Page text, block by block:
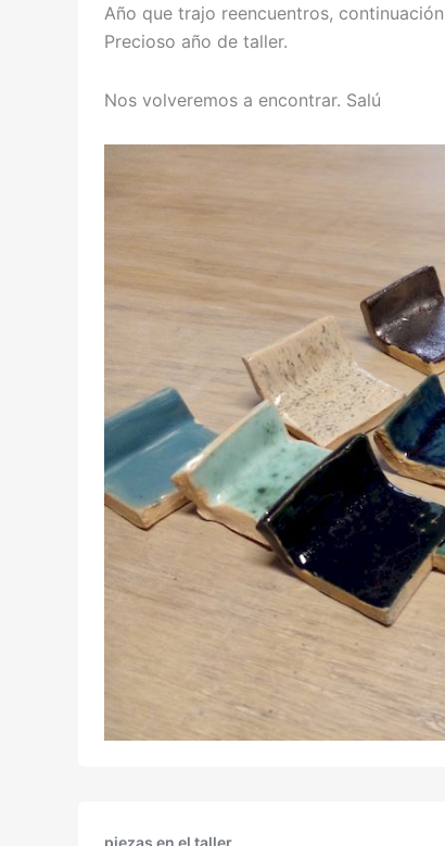
Año que trajo reencuentros,
Precioso año de taller.
Nos volveremos a encontrar. Salú
piezas en el taller